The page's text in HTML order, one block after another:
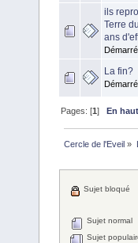
ils
Terre
ans
La fin?
Pages: [1]En haut
Cercle de l'Eveil »
Sujet normal
Sujet
Sujet bloqué